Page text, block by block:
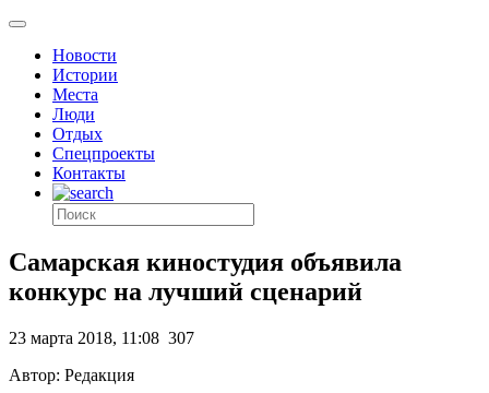
Новости
Истории
Места
Люди
Отдых
Спецпроекты
Контакты
Самарская киностудия объявила
конкурс на лучший сценарий
23 марта 2018, 11:08 307
Автор: Редакция